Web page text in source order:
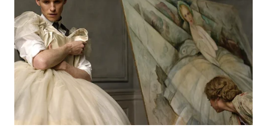
KARAWANG
WN
BEKASI
WN
BOGOR
WN